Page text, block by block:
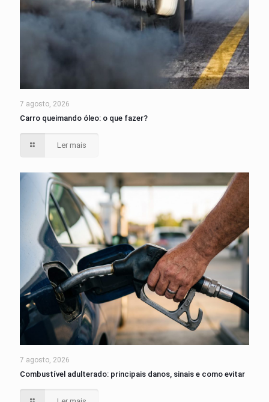
7 agosto, 2026
Carro queimando óleo: o que fazer?
Ler mais
7 agosto, 2026
Combustível adulterado: principais danos, sinais e como evitar